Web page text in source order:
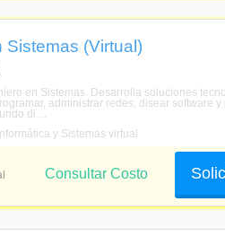
Sistemas (Virtual)
en Sistemas. Desarrolla soluciones
administrar redes, disear software
di ...
y Sistemas virtual
Consultar Costo